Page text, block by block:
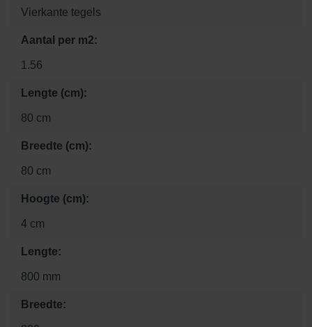
Vierkante tegels
Aantal per m2:
1.56
Lengte (cm):
80 cm
Breedte (cm):
80 cm
Hoogte (cm):
4 cm
Lengte:
800 mm
Breedte: